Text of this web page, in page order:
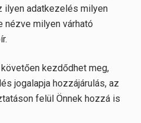
ilyen adatkezelés milyen
nézve milyen várható
kezdődhet meg,
jogalapja hozzájárulás, az
felül Önnek hozzá is